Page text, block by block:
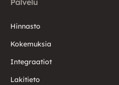
Palvelu
Hinnasto
Kokemuksia
Integraatiot
Lakitieto